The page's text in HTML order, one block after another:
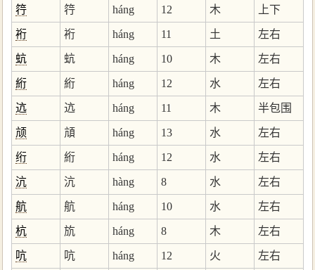
筕 筕 háng 12 木 上下
裄 裄 háng 11 土 左右
蚢 蚢 háng 10 木 左右
絎 絎 háng 12 水 左右
迒 迒 háng 11 木 半包围
颃 頏 háng 13 水 左右
绗 絎 háng 12 水 左右
沆 沆 hàng 8 水 左右
航 航 háng 10 水 左右
杭 斻 háng 8 木 左右
吭 吭 háng 12 火 左右